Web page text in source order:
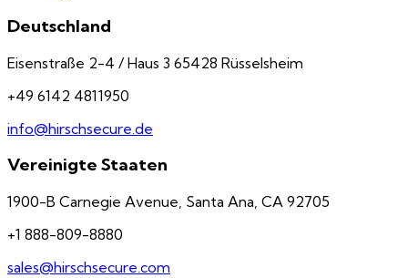
Deutschland
Eisenstraße 2-4 / Haus 3 65428 Rüsselsheim
+49 6142 4811950
info@hirschsecure.de
Vereinigte Staaten
1900-B Carnegie Avenue, Santa Ana, CA 92705
+1 888-809-8880
sales@hirschsecure.com